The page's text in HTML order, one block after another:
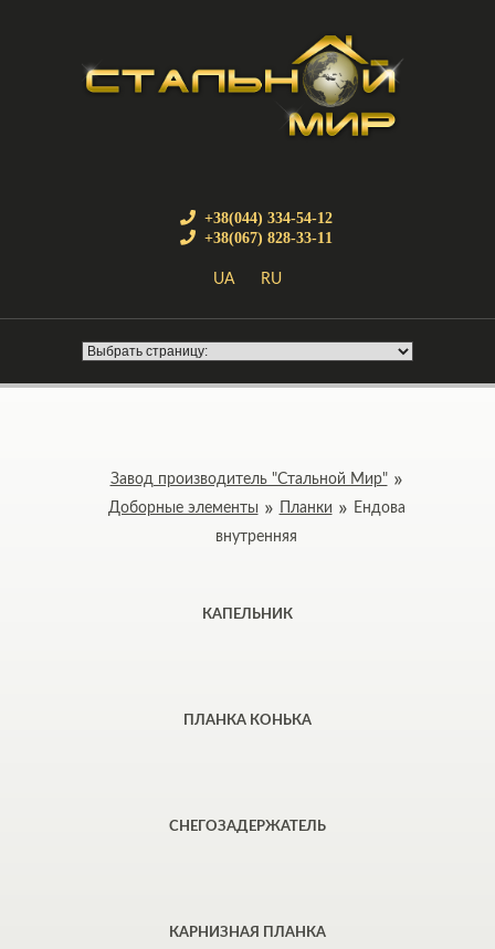
+38(044) 334-54-12
+38(067) 828-33-11
UA RU
Завод производитель "Стальной Мир"
Доборные элементы
Планки
Ендова
внутренняя
КАПЕЛЬНИК
ПЛАНКА КОНЬКА
СНЕГОЗАДЕРЖАТЕЛЬ
КАРНИЗНАЯ ПЛАНКА